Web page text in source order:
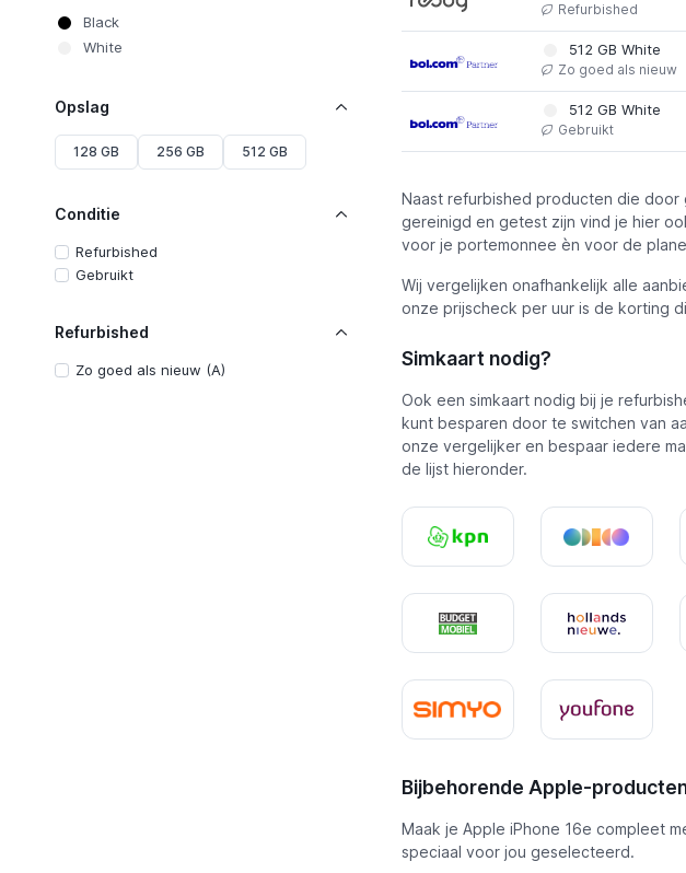
Black
White
Opslag
128 GB 256 GB 512 GB
Conditie
Refurbished
Gebruikt
Refurbished
Zo goed als nieuw (A)
Refurbished
512 GB White
Zo goed als nieuw
512 GB White
Gebruikt
Naast refurbished producten die
gereinigd en getest zijn vind je hier
voor je portemonnee èn voor de
Wij vergelijken onafhankelijk alle
onze prijscheck per uur is de korting
Simkaart nodig?
Ook een simkaart nodig bij je
kunt besparen door te switchen van
onze vergelijker en bespaar iedere
de lijst hieronder.
Bijbehorende Apple-
Maak je Apple iPhone 16e compleet
speciaal voor jou geselecteerd.